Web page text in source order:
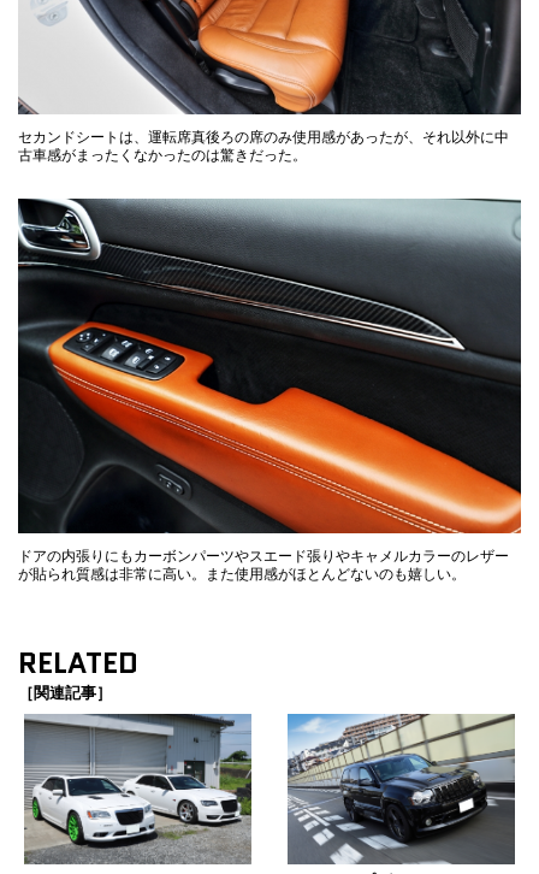
セカンドシートは、運転席真後ろの席のみ使用感があったが、それ以外に中
古車感がまったくなかったのは驚きだった。
ドアの内張りにもカーボンパーツやスエード張りやキャメルカラーのレザー
が貼られ質感は非常に高い。また使用感がほとんどないのも嬉しい。
RELATED
［関連記事］